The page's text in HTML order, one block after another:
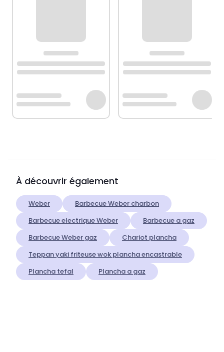
À découvrir également
Weber
Barbecue Weber charbon
Barbecue electrique Weber
Barbecue a gaz
Barbecue Weber gaz
Chariot plancha
Teppan yaki friteuse wok plancha encastrable
Plancha tefal
Plancha a gaz